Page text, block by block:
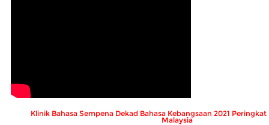
Klinik Bahasa Sempena Dekad Bahasa Kebangsaan 2021
Malaysia